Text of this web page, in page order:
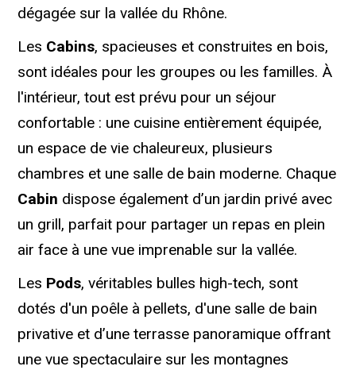
dégagée sur la vallée du Rhône.
Les Cabins, spacieuses et construites en bois,
sont idéales pour les groupes ou les familles. À
l'intérieur, tout est prévu pour un séjour
confortable : une cuisine entièrement équipée,
un espace de vie chaleureux, plusieurs
chambres et une salle de bain moderne. Chaque
Cabin dispose également d’un jardin privé avec
un grill, parfait pour partager un repas en plein
air face à une vue imprenable sur la vallée.
Les Pods, véritables bulles high-tech, sont
dotés d'un poêle à pellets, d'une salle de bain
privative et d’une terrasse panoramique offrant
une vue spectaculaire sur les montagnes